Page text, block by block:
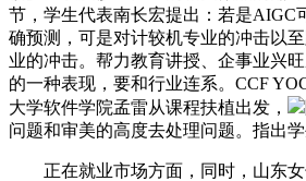
节，学生代表南长宏提出：若是AIGC
确预测，可是对计较机专业的冲击以
业的冲击。帮力教育讲授、企事业兴
的一种表现，要和行业连系。CCF
大学软件学院孟雷从课程扶植出发，
问题和审美的高度去处理问题。指出
正在就业市场方面，同时，山东女